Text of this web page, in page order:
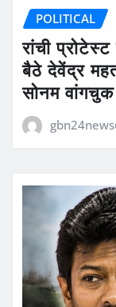
POLITICAL
रांची
बैठे देवेंद्र
सोनम वांगचुक